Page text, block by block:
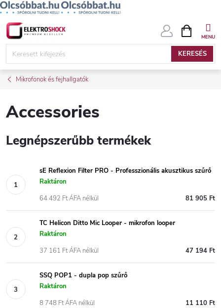
Ugrás
KERESÉS
KOSÁR
Mikrofonok és fejhallgatók
Accessories
Legnépszerűbb termékek
sE Reflexion Filter PRO - Professzionális akusztikus szűrő
Raktáron
81 905 Ft
64 492 Ft ÁFA nélkül
TC Helicon Ditto Mic Looper - mikrofon looper
Raktáron
47 194 Ft
37 161 Ft ÁFA nélkül
SSQ POP1 - dupla pop szűrő
Raktáron
11 110 Ft
8 748 Ft ÁFA nélkül